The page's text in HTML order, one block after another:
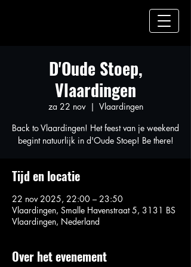
D'Oude Stoep,
Vlaardingen
za 22 nov
  |
Vlaardingen
Back to Vlaardingen! Het feest van je weekend
begint natuurlijk in d'Oude Stoep! Be there!
Tijd en locatie
22 nov 2025, 22:00 – 23:50
Vlaardingen, Smalle Havenstraat 5, 3131 BS
Vlaardingen, Nederland
Over het evenement